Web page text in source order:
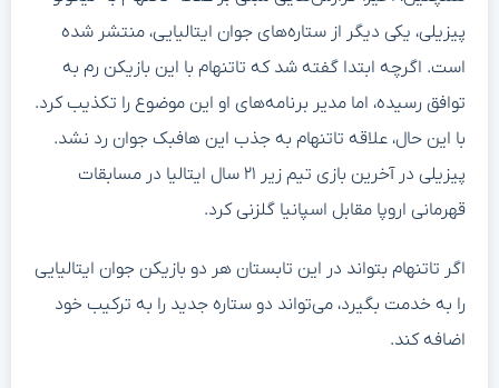
پیزیلی، یکی دیگر از ستاره‌های جوان ایتالیایی، منتشر شده
است. اگرچه ابتدا گفته شد که تاتنهام با این بازیکن رم به
توافق رسیده، اما مدیر برنامه‌های او این موضوع را تکذیب کرد.
با این حال، علاقه تاتنهام به جذب این هافبک جوان رد نشد.
پیزیلی در آخرین بازی تیم زیر ۲۱ سال ایتالیا در مسابقات
قهرمانی اروپا مقابل اسپانیا گلزنی کرد.
اگر تاتنهام بتواند در این تابستان هر دو بازیکن جوان ایتالیایی
را به خدمت بگیرد، می‌تواند دو ستاره جدید را به ترکیب خود
اضافه کند.